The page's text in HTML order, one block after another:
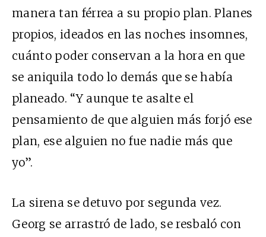
manera tan férrea a su propio plan. Planes
propios, ideados en las noches insomnes,
cuánto poder conservan a la hora en que
se aniquila todo lo demás que se había
planeado. “Y aunque te asalte el
pensamiento de que alguien más forjó ese
plan, ese alguien no fue nadie más que
yo”.
La sirena se detuvo por segunda vez.
Georg se arrastró de lado, se resbaló con